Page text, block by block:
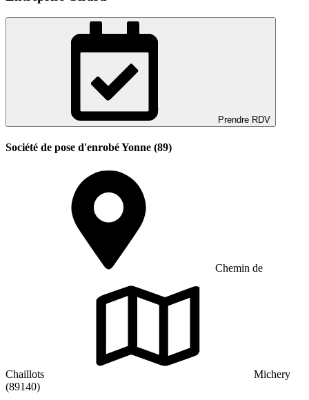
Prendre RDV
Société de pose d'enrobé Yonne (89)
Chemin de
Chaillots
Michery
(89140)